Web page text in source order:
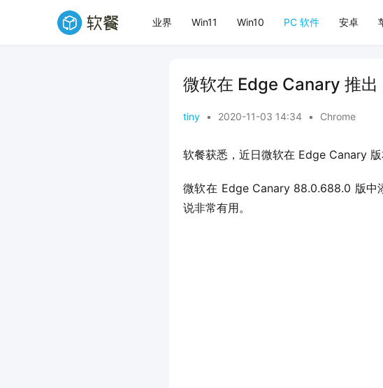
业界 Win11 Win10 PC 软件 安卓
微软在 Edge Canary 推出
tiny • 2020-11-03 14:34 • Chrome
软餐获悉，近日微软在 Edge Canary
微软在 Edge Canary 88.0.688.0 版中
说非常有用。